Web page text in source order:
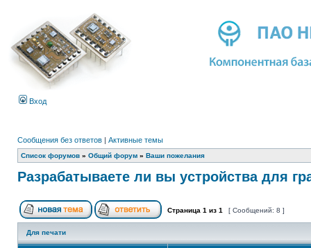
Вход
Сообщения без ответов | Активные темы
Список форумов » Общий форум » Ваши пожелания
Разрабатываете ли вы устройства для
Страница 1 из 1 [ Сообщений: 8 ]
Для печати